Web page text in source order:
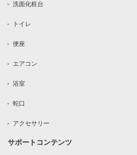
洗面化粧台
トイレ
便座
エアコン
浴室
蛇口
アクセサリー
サポートコンテンツ